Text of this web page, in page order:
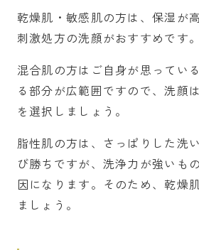
乾燥肌・敏感肌の方は、保湿が
刺激処方の洗顔がおすすめです。
混合肌の方はご自身が思ってい
る部分が広範囲ですので、洗顔
を選択しましょう。
脂性肌の方は、さっぱりした洗
び勝ちですが、洗浄力が強いも
因になります。そのため、乾燥
ましょう。